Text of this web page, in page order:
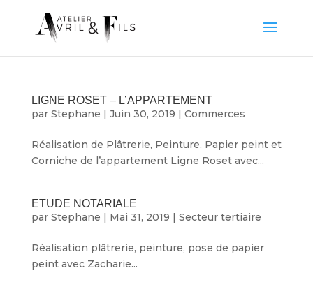
LIGNE ROSET – L’APPARTEMENT
par Stephane | Juin 30, 2019 | Commerces
Réalisation de Plâtrerie, Peinture, Papier peint et
Corniche de l’appartement Ligne Roset avec...
ETUDE NOTARIALE
par Stephane | Mai 31, 2019 | Secteur tertiaire
Réalisation plâtrerie, peinture, pose de papier
peint avec Zacharie...